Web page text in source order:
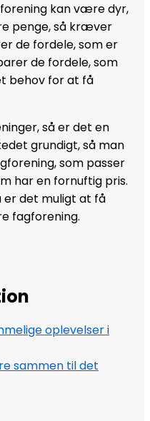
kan være dyr,
penge, så kræver
de fordele, som er
de fordele, som
behov for at få
så er det en
grundigt, så man
som passer
har en fornuftig pris.
er det muligt at få
fagforening.
oplevelser i
sammen til det